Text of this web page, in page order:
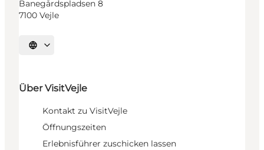
Banegårdspladsen 8
7100 Vejle
Sprache auswählen
Über VisitVejle
Kontakt zu VisitVejle
Öffnungszeiten
Erlebnisführer zuschicken lassen